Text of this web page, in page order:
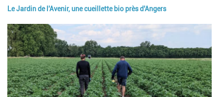
Paragraphes
Le Jardin de l'Avenir, une cueillette bio près d'Angers
Image